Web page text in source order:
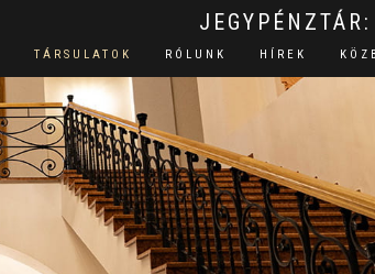
TÁRSULATOK RÓLUNK HÍREK
JEGYPÉNZTÁR: